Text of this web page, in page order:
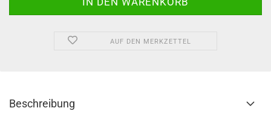
AUF DEN MERKZETTEL
Beschreibung